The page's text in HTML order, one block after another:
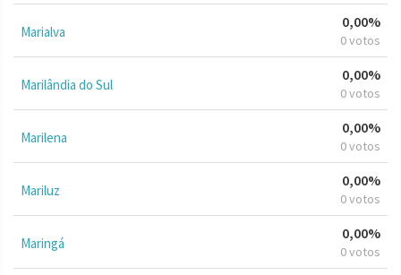
Marialva
0,00%
0 votos
Marilândia do Sul
0,00%
0 votos
Marilena
0,00%
0 votos
Mariluz
0,00%
0 votos
Maringá
0,00%
0 votos